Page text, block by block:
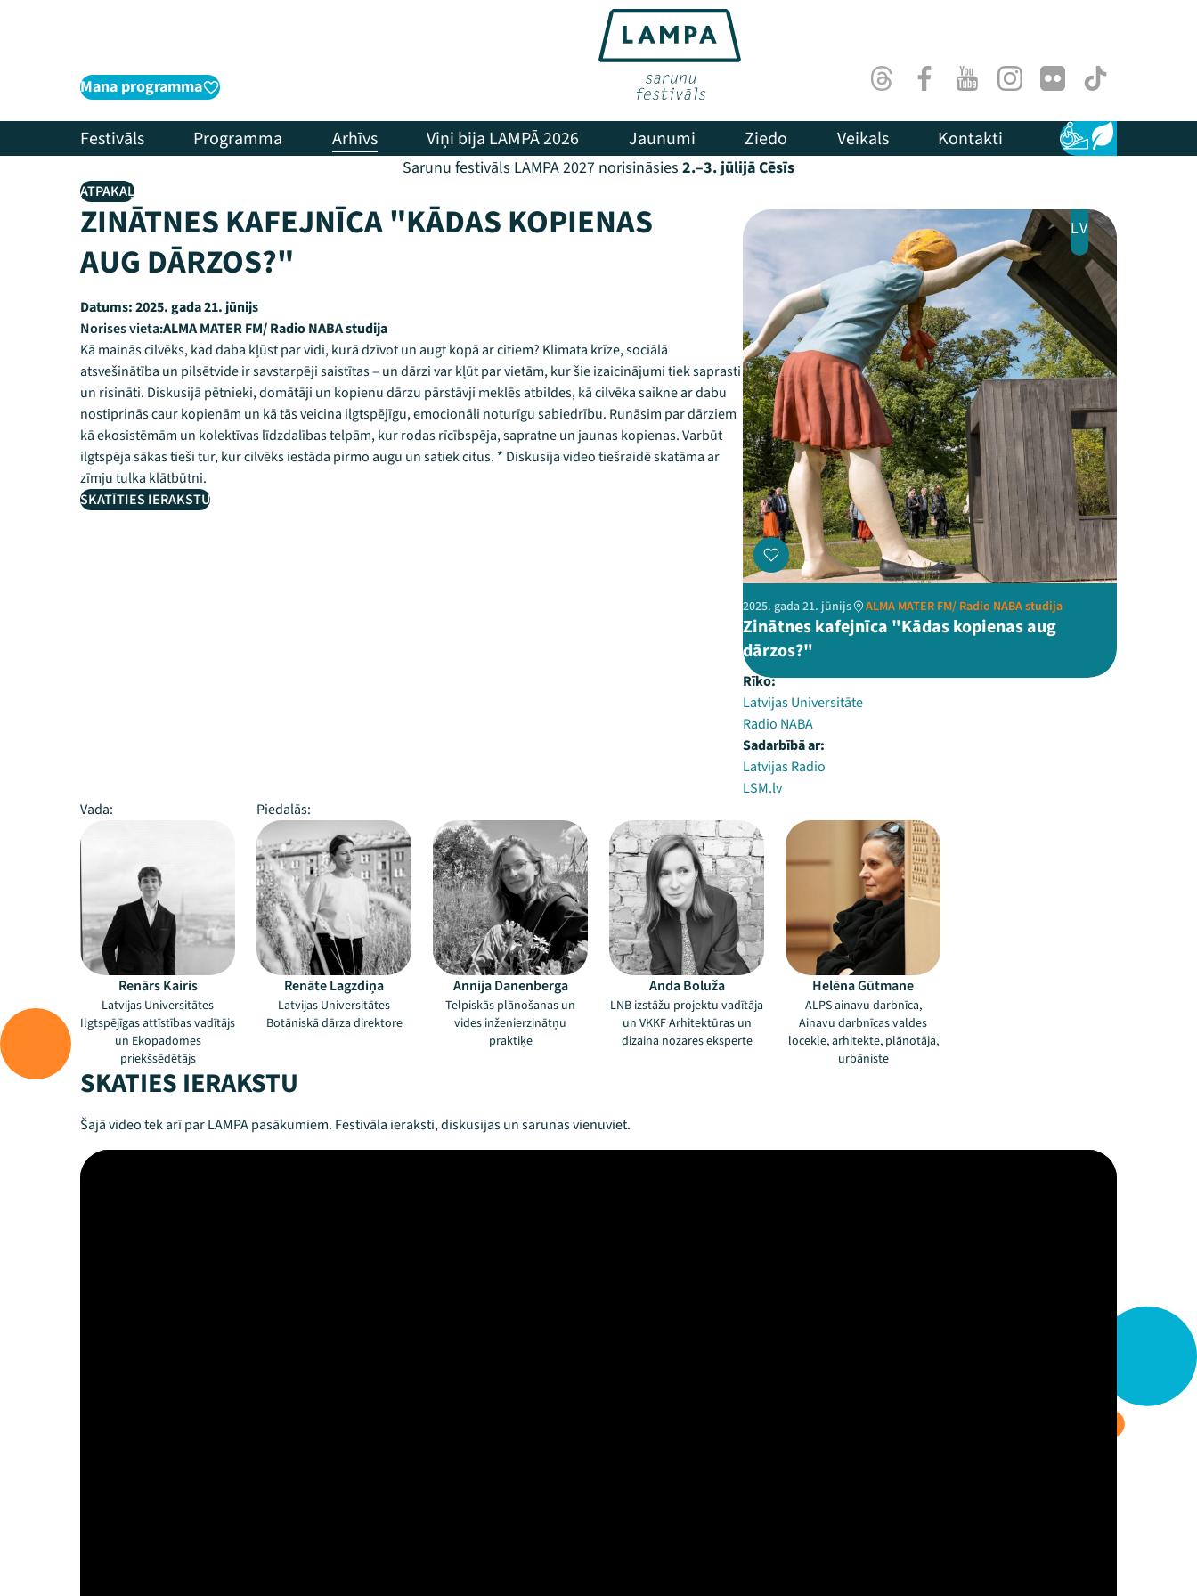
Mana programma ThreadsFacebookYoutubeInstagram
Flick TikTok
Festivāls Programma Arhīvs Viņi bija LAMPĀ 2026 Jaunumi Ziedo Veikals Kontakti Pieejamība
Ilgtspēja
Sarunu festivāls LAMPA 2027 norisināsies 2.–3. jūlijā Cēsīs
ATPAKAĻ
ZINĀTNES KAFEJNĪCA "KĀDAS KOPIENAS
AUG DĀRZOS?"
Datums:2025. gada 21. jūnijs
Norises vieta:ALMA MATER FM/ Radio NABA studija
Kā mainās cilvēks, kad daba kļūst par vidi, kurā dzīvot un augt kopā ar citiem? Klimata krīze, sociālā
atsvešinātība un pilsētvide ir savstarpēji saistītas – un dārzi var kļūt par vietām, kur šie izaicinājumi tiek saprasti
un risināti. Diskusijā pētnieki, domātāji un kopienu dārzu pārstāvji meklēs atbildes, kā cilvēka saikne ar dabu
nostiprinās caur kopienām un kā tās veicina ilgtspējīgu, emocionāli noturīgu sabiedrību. Runāsim par dārziem
kā ekosistēmām un kolektīvas līdzdalības telpām, kur rodas rīcībspēja, sapratne un jaunas kopienas. Varbūt
ilgtspēja sākas tieši tur, kur cilvēks iestāda pirmo augu un satiek citus. * Diskusija video tiešraidē skatāma ar
zīmju tulka klātbūtni.
SKATĪTIES IERAKSTU
LV
2025. gada 21. jūnijs ALMA MATER FM/ Radio NABA studija
Zinātnes kafejnīca "Kādas kopienas aug
dārzos?"
Rīko:
Latvijas Universitāte
Radio NABA
Sadarbībā ar:
Latvijas Radio
LSM.lv
Vada:
Piedalās:
Renārs Kairis
Latvijas Universitātes
Ilgtspējīgas attīstības vadītājs
un Ekopadomes
priekšsēdētājs
Renāte Lagzdiņa
Latvijas Universitātes
Botāniskā dārza direktore
Annija Danenberga
Telpiskās plānošanas un
vides inženierzinātņu
praktiķe
Anda Boluža
LNB izstāžu projektu vadītāja
un VKKF Arhitektūras un
dizaina nozares eksperte
Helēna Gūtmane
ALPS ainavu darbnīca,
Ainavu darbnīcas valdes
locekle, arhitekte, plānotāja,
urbāniste
SKATIES IERAKSTU
Šajā video tek arī par LAMPA pasākumiem. Festivāla ieraksti, diskusijas un sarunas vienuviet.